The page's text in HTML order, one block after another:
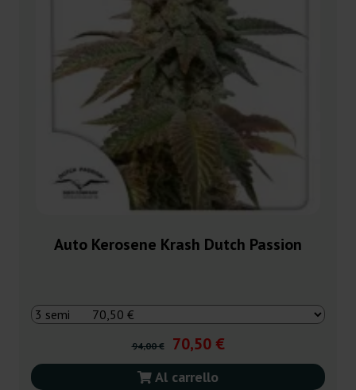
Auto Kerosene Krash Dutch Passion
94,00 € 70,50 €
Al carrello